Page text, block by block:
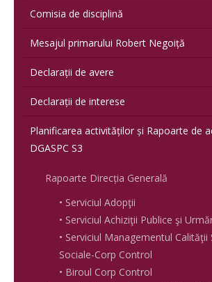
Comisia de disciplină
Mesajul primarului Robert Negoiță
Declarații de avere
Declarații de interese
Planificarea activităților și Rapoarte de
DGASPC S3
Rapoarte Direcția Generală
• Serviciul Adopţii
• Serviciul Achiziţii Publice şi
• Serviciul Managementul Calităţii
Sociale-Corp Control
• Biroul Corp Control